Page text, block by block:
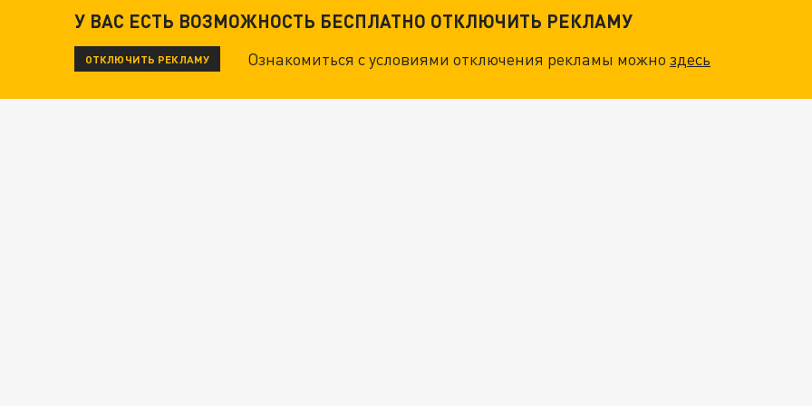
У ВАС ЕСТЬ ВОЗМОЖНОСТЬ БЕСПЛАТНО ОТКЛЮЧИТЬ РЕКЛАМУ
ОТКЛЮЧИТЬ РЕКЛАМУ Ознакомиться с условиями отключения рекламы можноздесь